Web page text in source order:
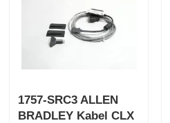
Yokogawa Stardom PLC
Hima Safety Plc
Foxboro PLC
1757-SRC3 ALLEN
BRADLEY Kabel CLX